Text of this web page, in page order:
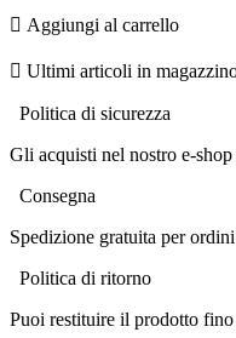
 Aggiungi al carrello
 Ultimi articoli in
Politica di sicurezza
Gli acquisti nel nostro e-
Consegna
Spedizione gratuita per
Politica di ritorno
Puoi restituire il prodotto